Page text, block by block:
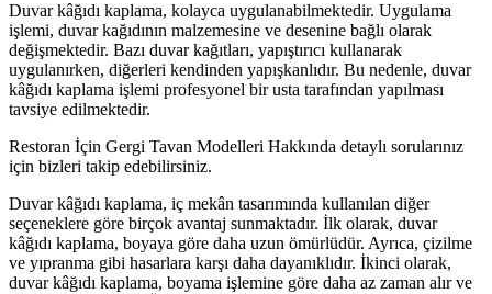
Duvar kâğıdı kaplama, kolayca uygulanabilmektedir. Uygulama
işlemi, duvar kağıdının malzemesine ve desenine bağlı olarak
değişmektedir. Bazı duvar kağıtları, yapıştırıcı kullanarak
uygulanırken, diğerleri kendinden yapışkanlıdır. Bu nedenle, duvar
kâğıdı kaplama işlemi profesyonel bir usta tarafından yapılması
tavsiye edilmektedir.
Restoran İçin Gergi Tavan Modelleri Hakkında detaylı sorularınız
için bizleri takip edebilirsiniz.
Duvar kâğıdı kaplama, iç mekân tasarımında kullanılan diğer
seçeneklere göre birçok avantaj sunmaktadır. İlk olarak, duvar
kâğıdı kaplama, boyaya göre daha uzun ömürlüdür. Ayrıca, çizilme
ve yıpranma gibi hasarlara karşı daha dayanıklıdır. İkinci olarak,
duvar kâğıdı kaplama, boyama işlemine göre daha az zaman alır ve